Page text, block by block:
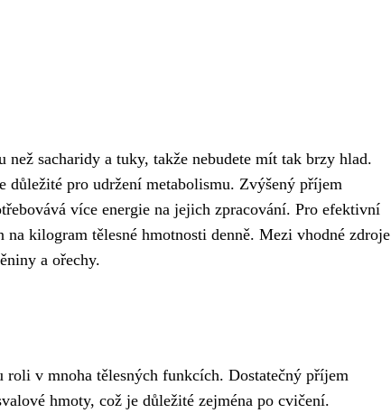
sacharidy a tuky, takže nebudete mít tak brzy hlad.
důležité pro udržení metabolismu. Zvýšený příjem
více energie na jejich zpracování. Pro efektivní
kilogram tělesné hmotnosti denně. Mezi vhodné zdroje
a ořechy.
v mnoha tělesných funkcích. Dostatečný příjem
hmoty, což je důležité zejména po cvičení.